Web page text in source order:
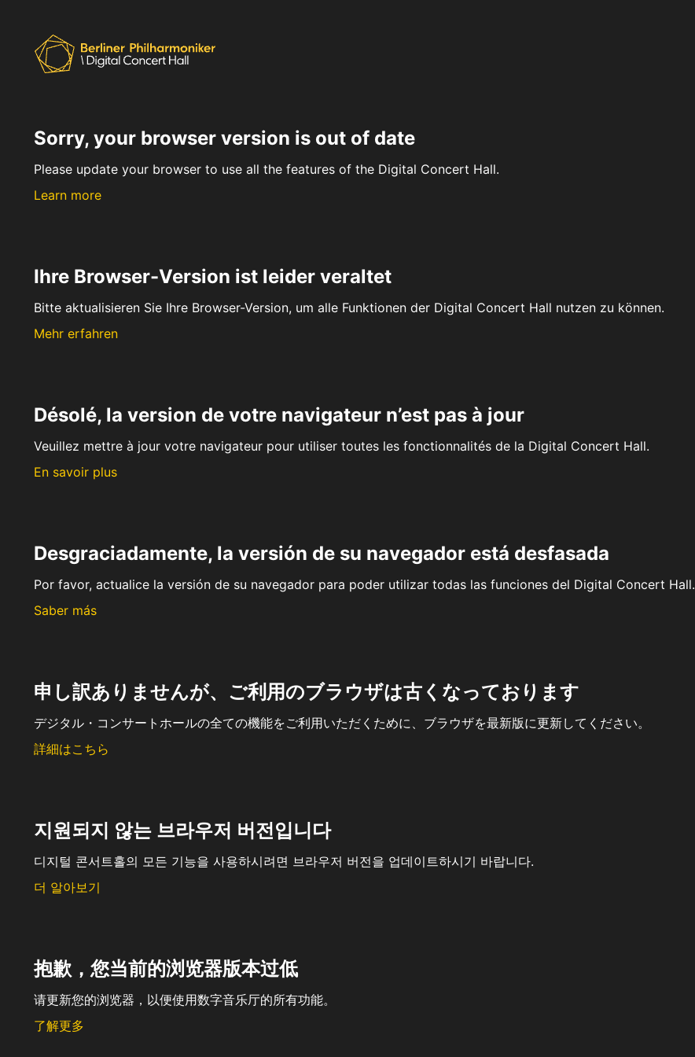
Sorry, your browser version is out of date
Please update your browser to use all the features of the Digital Concert Hall.
Learn more
Ihre Browser-Version ist leider veraltet
Bitte aktualisieren Sie Ihre Browser-Version, um alle Funktionen der Digital Concert Hall nutzen zu können.
Mehr erfahren
Désolé, la version de votre navigateur n’est pas à jour
Veuillez mettre à jour votre navigateur pour utiliser toutes les fonctionnalités de la Digital Concert Hall.
En savoir plus
Desgraciadamente, la versión de su navegador está desfasada
Por favor, actualice la versión de su navegador para poder utilizar todas las funciones del Digital Concert Hall.
Saber más
申し訳ありませんが、ご利用のブラウザは古くなっております
デジタル・コンサートホールの全ての機能をご利用いただくために、ブラウザを最新版に更新してください。
詳細はこちら
지원되지 않는 브라우저 버전입니다
디지털 콘서트홀의 모든 기능을 사용하시려면 브라우저 버전을 업데이트하시기 바랍니다.
더 알아보기
抱歉，您当前的浏览器版本过低
请更新您的浏览器，以便使用数字音乐厅的所有功能。
了解更多